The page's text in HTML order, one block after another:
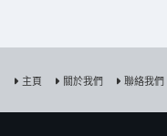
主頁 關於我們 聯絡我們